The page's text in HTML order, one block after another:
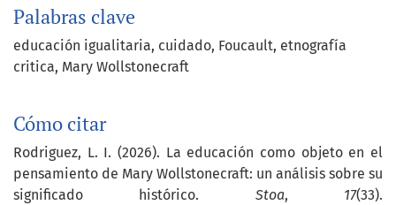
Palabras clave
educación igualitaria cuidado Foucault etnografía
critica Mary Wollstonecraft
Cómo citar
Rodriguez, L. I. (2026). La educación como objeto en el
pensamiento de Mary Wollstonecraft: un análisis sobre su
significado histórico. Stoa, 17(33).